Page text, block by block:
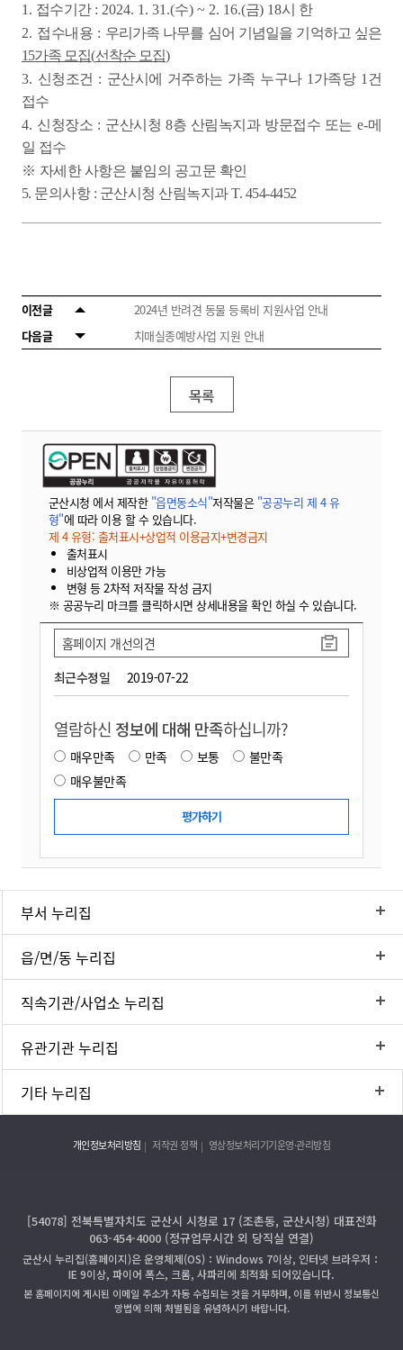
1. 접수기간 : 2024. 1. 31.(수) ~ 2. 16.(금) 18시 한
2. 접수내용 : 우리가족 나무를 심어 기념일을 기억하고 싶은
15가족 모집(선착순 모집)
3. 신청조건 : 군산시에 거주하는 가족 누구나 1 가족당 1 건
접수
4. 신청장소 : 군산시청 8층 산림녹지과 방문접수 또는 e-메
일 접수
※ 자세한 사항은 붙임의 공고문 확인
5. 문의사항 : 군산시청 산림녹지과 T. 454-4452
이전글
2024년 반려견 동물 등록비 지원사업 안내
다음글
치매실종예방사업 지원 안내
목록
군산시청 에서 제작한 "읍면동소식"저작물은 "공공누리 제 4 유
형"에 따라 이용 할 수 있습니다.
제 4 유형: 출처표시+상업적 이용금지+변경금지
출처표시
비상업적 이용만 가능
변형 등 2차적 저작물 작성 금지
※ 공공누리 마크를 클릭하시면 상세내용을 확인 하실 수 있습니다.
최근수정일 2019-07-22
홈페이지 개선의견
열람하신 정보에 대해 만족하십니까?
매우만족 만족 보통
불만족
매우불만족
부서 누리집
읍/면/동 누리집
직속기관/사업소 누리집
유관기관 누리집
기타 누리집
개인정보처리방침 저작권 정책 영상정보처리기기운영·관리방침
[54078] 전북특별자치도 군산시 시청로 17 (조촌동, 군산시청) 대표전화
063-454-4000 (정규업무시간 외 당직실 연결)
군산시 누리집(홈페이지)은 운영체제(OS)：Windows 7이상, 인터넷 브라우저：
IE 9이상, 파이어 폭스, 크롬, 사파리에 최적화 되어있습니다.
본 홈페이지에 게시된 이메일 주소가 자동 수집되는 것을 거부하며, 이를 위반시 정보통신
망법에 의해 처벌됨을 유념하시기 바랍니다.